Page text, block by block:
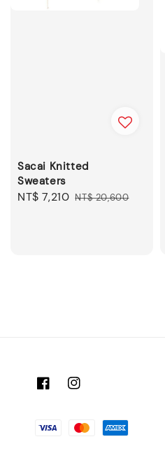
Sacai Knitted
Sweaters
Sale
NT$ 7,210 Regular
NT$ 20,600